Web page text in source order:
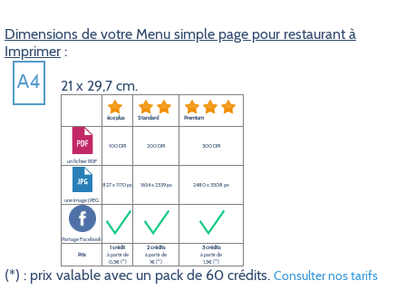
Dimensions de votre Menu simple page pour restaurant à
Imprimer :
21 x 29,7 cm.
éco plus Standard Premium
un fichier PDF
100 DPI 200 DPI 300 DPI
une image JPEG
827 x 1170 px 1654 x 2339 px 2480 x 3508 px
Partage Facebook
Prix
1 crédit
à partir de
0,5€ (*)
2 crédits
à partir de
1€ (*)
3 crédits
à partir de
1,5€ (*)
(*) : prix valable avec un pack de 60 crédits. Consulter nos tarifs